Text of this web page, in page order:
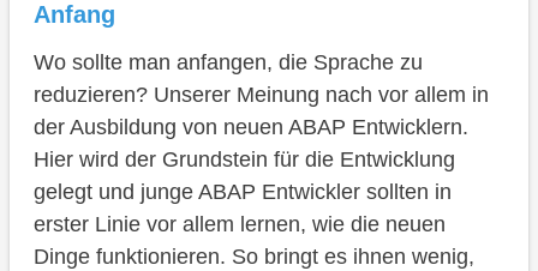
Anfang
Wo sollte man anfangen, die Sprache zu
reduzieren? Unserer Meinung nach vor allem in
der Ausbildung von neuen ABAP Entwicklern.
Hier wird der Grundstein für die Entwicklung
gelegt und junge ABAP Entwickler sollten in
erster Linie vor allem lernen, wie die neuen
Dinge funktionieren. So bringt es ihnen wenig,